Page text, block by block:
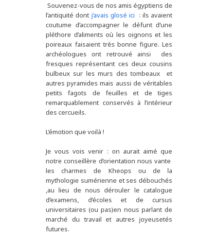
Souvenez-vous de nos amis égyptiens de
l’antiquité dont j’avais glosé ici : ils avaient
coutume d’accompagner le défunt d’une
pléthore d’aliments où les oignons et les
poireaux faisaient très bonne figure. Les
archéologues ont retrouvé ainsi des
fresques représentant ces deux cousins
bulbeux sur les murs des tombeaux et
autres pyramides mais aussi de véritables
petits fagots de feuilles et de tiges
remarquablement conservés à l’intérieur
des cercueils.
L’émotion que voilà !
Je vous vois venir : on aurait aimé que
notre conseillère d’orientation nous vante
les charmes de Kheops ou de la
mythologie sumérienne et ses débouchés
,au lieu de nous dérouler le catalogue
d’examens, d’écoles et de cursus
universitaires (ou pas)en nous parlant de
marché du travail et autres joyeusetés
futures.